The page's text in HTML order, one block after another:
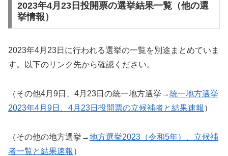
2023年4月23日投開票の選挙結果一覧（他の選
挙情報）
2023年4月23日に行われる選挙の一覧を別途まとめていま
す。以下のリンク先から確認ください。
（その他4月9日、4月23日の統一地方選挙→統一地方選挙
2023年4月9日、4月23日投開票の立候補者と結果速報 ）
（その他の地方選挙→地方選挙2023（令和5年）、立候補
者一覧と結果速報 ）